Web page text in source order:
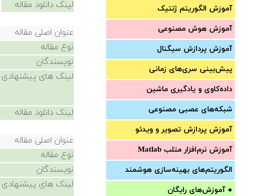
آموزش الگوریتم ژنتیک
آموزش‌ هوش مصنوعی
آموزش‌ پردازش سیگنال
پیش‌‌بینی سری‌‌های زمانی
داده‌کاوی و یادگیری ماشین
شبکه‌های عصبی مصنوعی
آموزش‌ پردازش تصویر و ویدئو
آموزش‌ نرم‌افزار متلب Matlab
الگوریتم‌های بهینه‌سازی هوشمند
● آموزش‌های رایگان
لینک دانلود مقاله
عنوان اصلی مقاله
نوع مقاله
نویسندگان
لینک های پیشنهادی
لینک دانلود مقاله
عنوان اصلی مقاله
نوع مقاله
نویسندگان
لینک های پیشنهادی